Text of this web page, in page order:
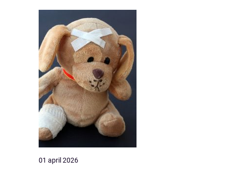
01 april 2026